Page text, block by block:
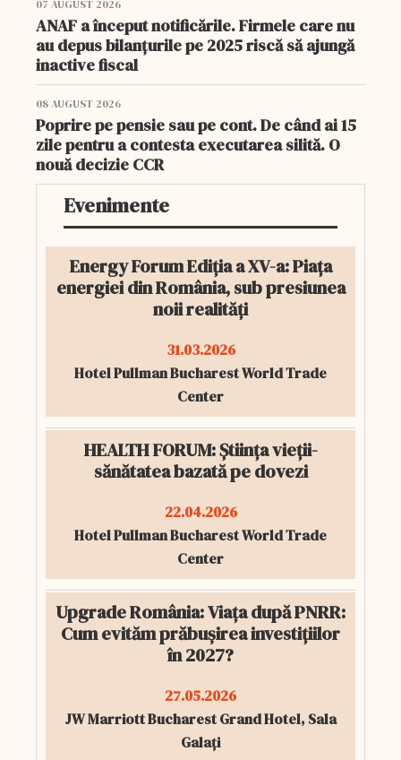
07 AUGUST 2026
ANAF a început notificările. Firmele care nu
au depus bilanțurile pe 2025 riscă să ajungă
inactive fiscal
08 AUGUST 2026
Poprire pe pensie sau pe cont. De când ai 15
zile pentru a contesta executarea silită. O
nouă decizie CCR
Evenimente
Energy Forum Ediția a XV-a: Piața
energiei din România, sub presiunea
noii realități
31.03.2026
Hotel Pullman Bucharest World Trade
Center
HEALTH FORUM: Știința vieții-
sănătatea bazată pe dovezi
22.04.2026
Hotel Pullman Bucharest World Trade
Center
Upgrade România: Viața după PNRR:
Cum evităm prăbușirea investițiilor
în 2027?
27.05.2026
JW Marriott Bucharest Grand Hotel, Sala
Galați